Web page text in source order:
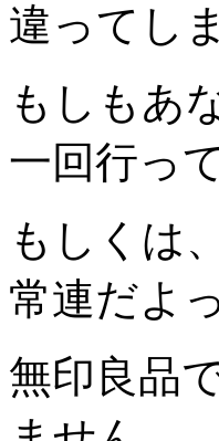
違ってし
もしもあ
一回行っ
もしくは
常連だよ
無印良品